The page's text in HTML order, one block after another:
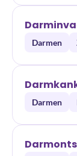
Darmen
Darmen